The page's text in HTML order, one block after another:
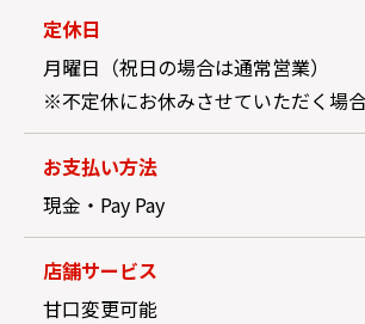
定休日
月曜日（祝日の場合は通常営業）
※不定休にお休みさせていただく場
お支払い方法
現金・Pay Pay
店舗サービス
甘口変更可能